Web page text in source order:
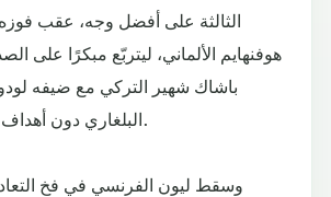
هوفنهايم الألماني، ليتربّع مبكرًا على
باشاك شهير التركي مع ضيفه
البلغاري دون أهداف بنفس المجموعة.